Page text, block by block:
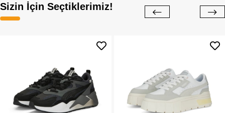
Sizin İçin Seçtiklerimiz!